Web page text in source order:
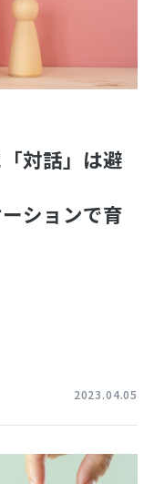
対話」は避
ションで育
2023.04.05